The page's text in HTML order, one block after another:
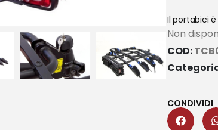
Il portabici è
Non
COD:
CONDIVIDI